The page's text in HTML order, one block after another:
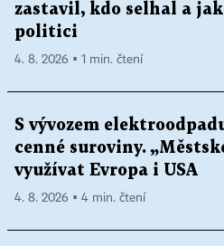
zastavil, kdo selhal a
politici
4. 8. 2026 ▪ 1 min. čtení
S vývozem
cenné suroviny.
využívat Evropa i USA
4. 8. 2026 ▪ 4 min. čtení